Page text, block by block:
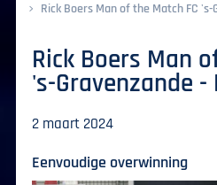
Rick Boers Man of the Match FC 's-
Rick Boers Man
's-Gravenzande -
2 maart 2024
Eenvoudige overwinning